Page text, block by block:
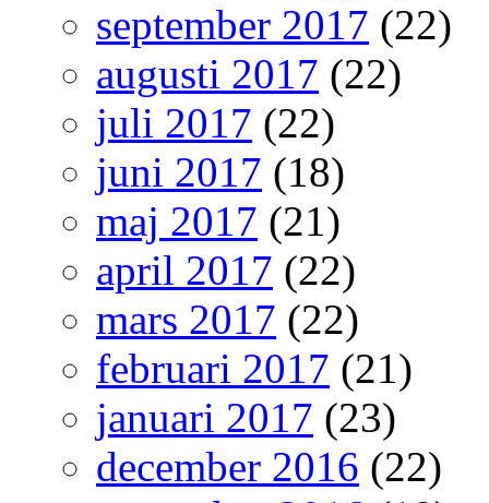
september 2017 (22)
augusti 2017 (22)
juli 2017 (22)
juni 2017 (18)
maj 2017 (21)
april 2017 (22)
mars 2017 (22)
februari 2017 (21)
januari 2017 (23)
december 2016 (22)